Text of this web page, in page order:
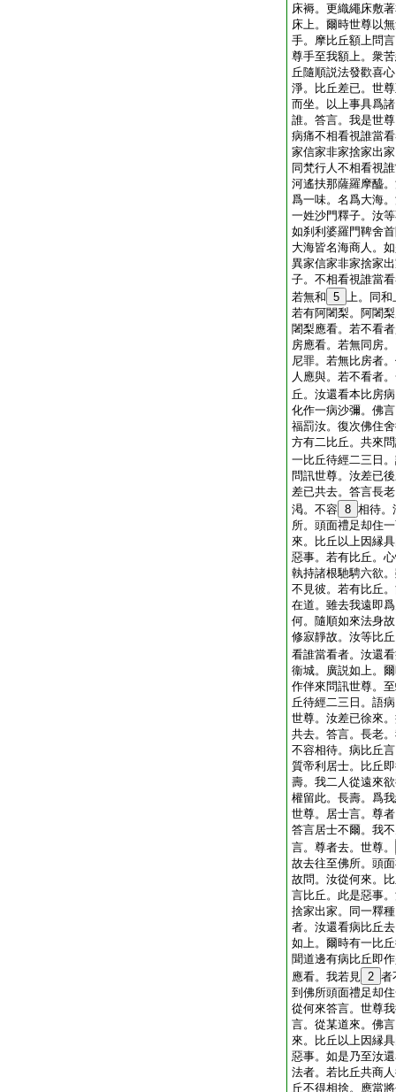
床褥。更織繩床敷
床上。爾時世尊以
手。摩比丘額上問
尊手至我額上。衆
丘隨順説法發歡喜
淨。比丘差已。世
而坐。以上事具爲
誰。答言。我是世
病痛不相看視誰當
家信家非家捨家出
同梵行人不相看視
河遙扶那薩羅摩醯
爲一味。名爲大海
一姓沙門釋子。汝
如刹利婆羅門鞞舍
大海皆名海商人。
異家信家非家捨家
子。不相看視誰當
若無和 5 上。同和
若有阿闍梨。阿闍
闍梨應看。若不看
房應看。若無同房
尼罪。若無比房者
人應與。若不看者
丘。汝還看本比房
化作一病沙彌。佛
福罰汝。復次佛住
方有二比丘。共來
一比丘待經二三日
問訊世尊。汝差已
差已共去。答言長
渇。不容 8 相待。
所。頭面禮足却住
來。比丘以上因縁
惡事。若有比丘。
執持諸根馳騁六欲
不見彼。若有比丘
在道。雖去我遠即
何。隨順如來法身
修寂靜故。汝等比
看誰當看者。汝還
衞城。廣説如上。
作伴來問訊世尊。
丘待經二三日。語
世尊。汝差已徐來
共去。答言。長老
不容相待。病比丘
質帝利居士。比丘
壽。我二人從遠來
權留此。長壽。爲
世尊。居士言。尊
答言居士不爾。我
言。尊者去。世尊。
故去往至佛所。頭
故問。汝從何來。
言比丘。此是惡事
捨家出家。同一釋
者。汝還看病比丘
如上。爾時有一比
聞道邊有病比丘即
應看。我若見 2 者
到佛所頭面禮足却
從何來答言。世尊
言。從某道來。佛
來。比丘以上因縁
惡事。如是乃至汝
法者。若比丘共商
丘不得相捨。應當